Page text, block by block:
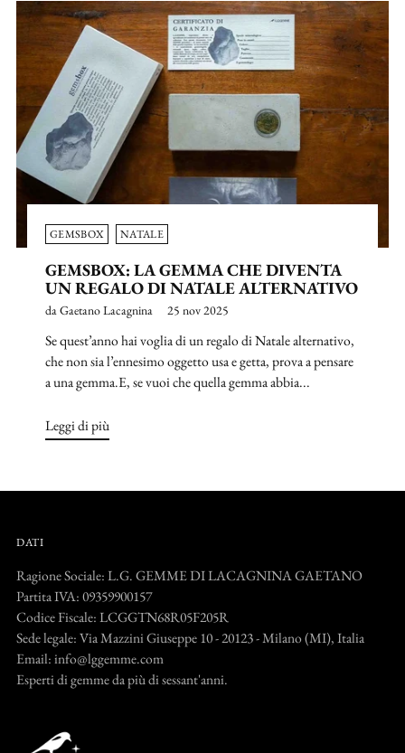
GEMSBOX NATALE
GEMSBOX: LA GEMMA CHE DIVENTA
UN REGALO DI NATALE ALTERNATIVO
da Gaetano Lacagnina 25 nov 2025
Se quest’anno hai voglia di un regalo di Natale alternativo,
che non sia l’ennesimo oggetto usa e getta, prova a pensare
a una gemma.E, se vuoi che quella gemma abbia...
Leggi di più
DATI
Ragione Sociale: L.G. GEMME DI LACAGNINA GAETANO
Partita IVA: 09359900157
Codice Fiscale: LCGGTN68R05F205R
Sede legale: Via Mazzini Giuseppe 10 - 20123 - Milano (MI), Italia
Email: info@lggemme.com
Esperti di gemme da più di sessant'anni.